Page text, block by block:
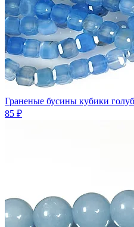
Граненые бусины кубики
85 ₽